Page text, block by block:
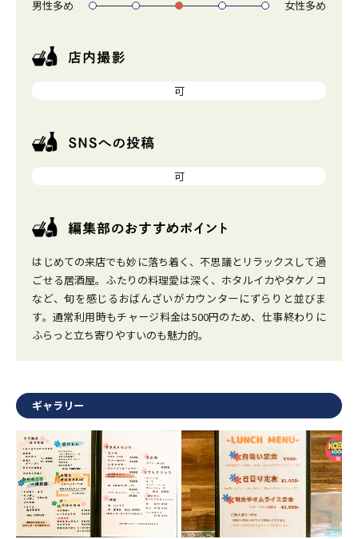
男性多め 1 2 3 4 5 女性多め
可
可
はじめての来店でも妙に落ち着く、不思議とリラックスして過
ごせる居酒屋。ふたりの料理愛は深く、ホタルイカやタケノコ
など、旬を感じるおばんざいがカウンターにずらりと並びま
す。通常利用時もチャージ料金は500円のため、仕事終わりに
ふらっと立ち寄りやすいのも魅力的。
ギャラリー